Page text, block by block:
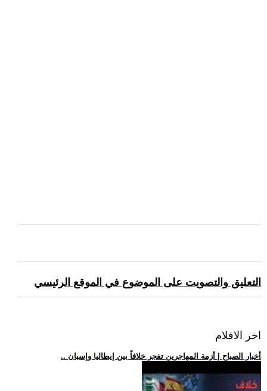
التعليق والتصويت على الموضوع في الموقع الرئيسي
اخر الافلام
.. أخبار الصباح | أزمة المهاجرين تفجر خلافاً بين إيطاليا وإسبان